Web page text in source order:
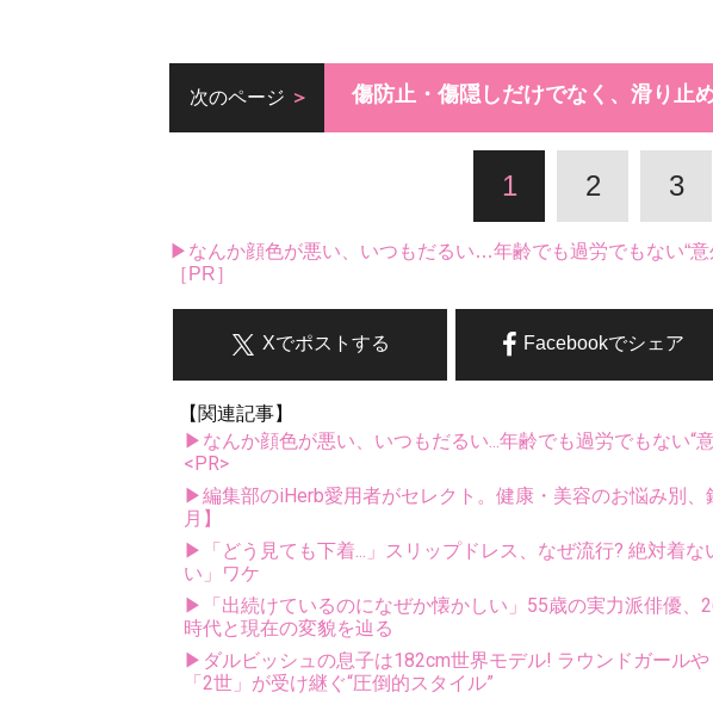
次のページ 傷防止・傷隠しだけでなく、滑り止
1 2 3
▶なんか顔色が悪い、いつもだるい…年齢でも過労でもない“意
［PR］
Facebookでシェア
Xでポストする
【関連記事】
▶なんか顔色が悪い、いつもだるい...年齢でも過労でもない“
<PR>
▶編集部のiHerb愛用者がセレクト。健康・美容のお悩み別
月】
▶「どう見ても下着...」スリップドレス、なぜ流行? 絶対着
い」ワケ
▶「出続けているのになぜか懐かしい」55歳の実力派俳優、
時代と現在の変貌を辿る
▶ダルビッシュの息子は182cm世界モデル! ラウンドガール
「2世」が受け継ぐ“圧倒的スタイル”